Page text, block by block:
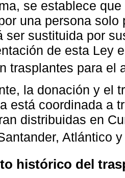
se establece
una persona
ser sustituida por
de esta Ley
trasplantes para el
la donación y el
está coordinada a
distribuidas en
Atlántico
histórico del